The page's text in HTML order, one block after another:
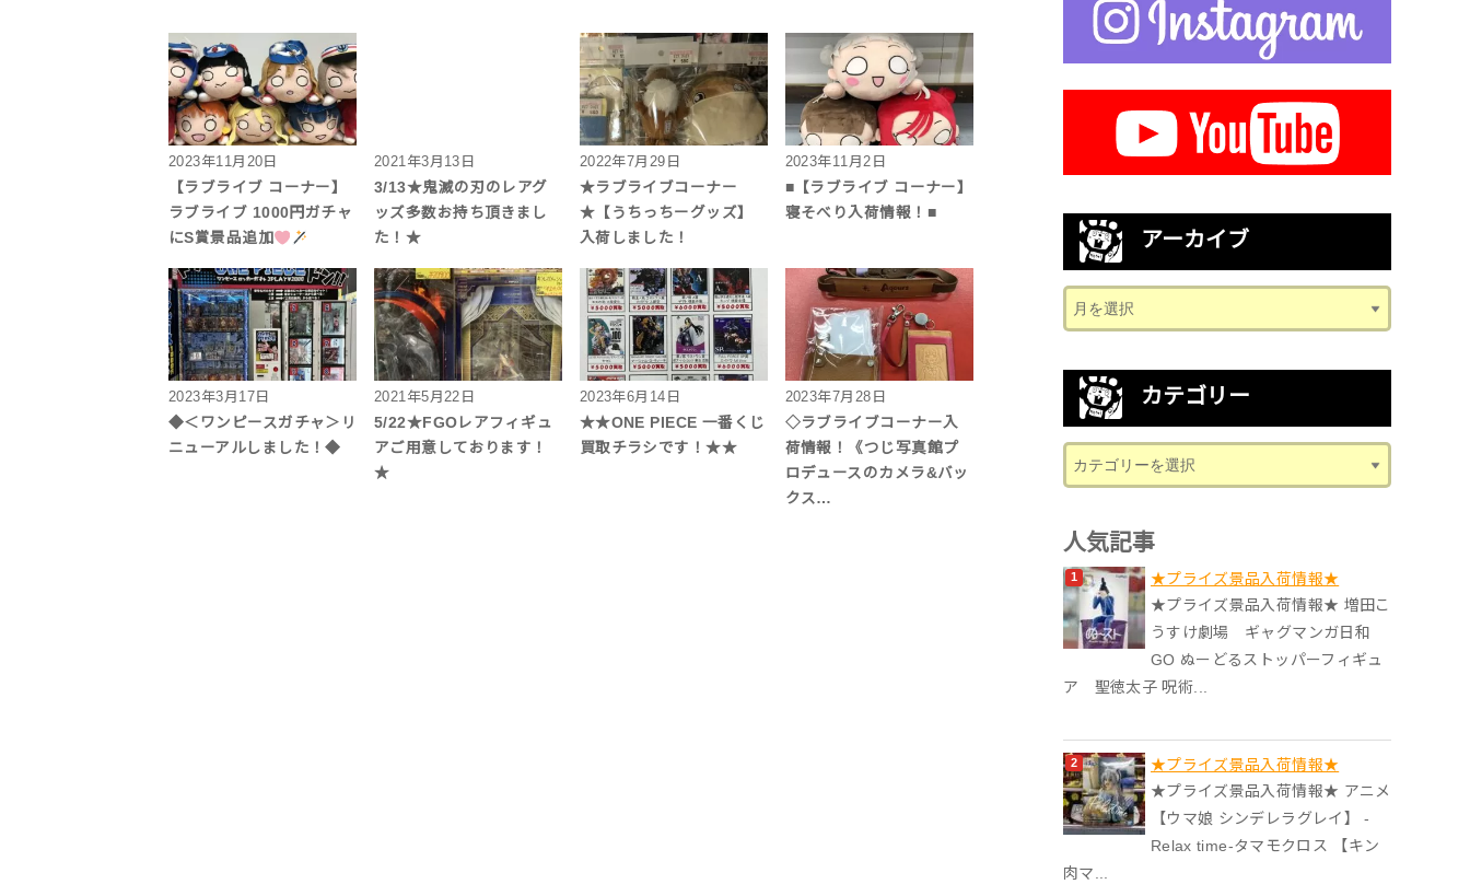
2023年11月20日
【ラブライブ コーナー】
ラブライブ 1000円ガチャ
にS賞景品追加
2021年3月13日
3/13★鬼滅の刃のレアグ
ッズ多数お持ち頂きまし
た！★
2022年7月29日
★ラブライブコーナー
★【うちっちーグッズ】
入荷しました！
2023年11月2日
■【ラブライブ コーナー】
寝そべり入荷情報！■
2023年3月17日
◆＜ワンピースガチャ＞リ
ニューアルしました！◆
2021年5月22日
5/22★FGOレアフィギュ
アご用意しております！
★
2023年6月14日
★★ONE PIECE 一番くじ
買取チラシです！★★
2023年7月28日
◇ラブライブコーナー入
荷情報！《つじ写真館プ
ロデュースのカメラ&バッ
クス…
アーカイブ
カテゴリー
人気記事
★プライズ景品入荷情報★
★プライズ景品入荷情報★ 増田こ
うすけ劇場 ギャグマンガ日和
GO ぬーどるストッパーフィギュ
ア 聖徳太子 呪術...
★プライズ景品入荷情報★
★プライズ景品入荷情報★ アニメ
【ウマ娘 シンデレラグレイ】 -
Relax time-タマモクロス 【キン
肉マ...